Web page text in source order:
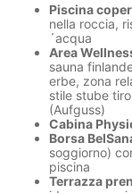
Piscina
nella roccia,
´acqua
Area
sauna
erbe, zona
stile stube
(Aufguss)
Cabina
Borsa
soggiorno)
piscina
Terrazza